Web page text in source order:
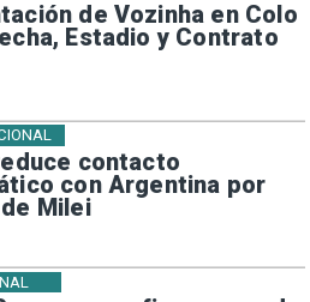
de Vozinha en Colo
Estadio y Contrato
contacto
con Argentina por
Milei